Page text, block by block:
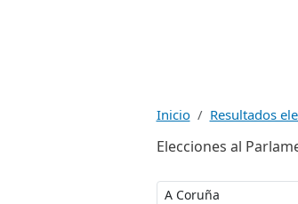
Inicio Resultados
Elecciones al